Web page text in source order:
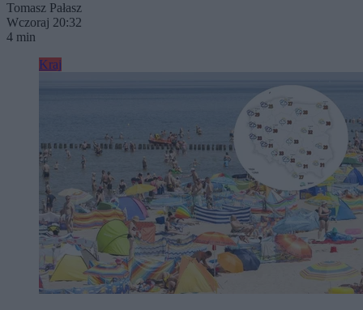
Tomasz Pałasz
Wczoraj 20:32
4 min
Kraj